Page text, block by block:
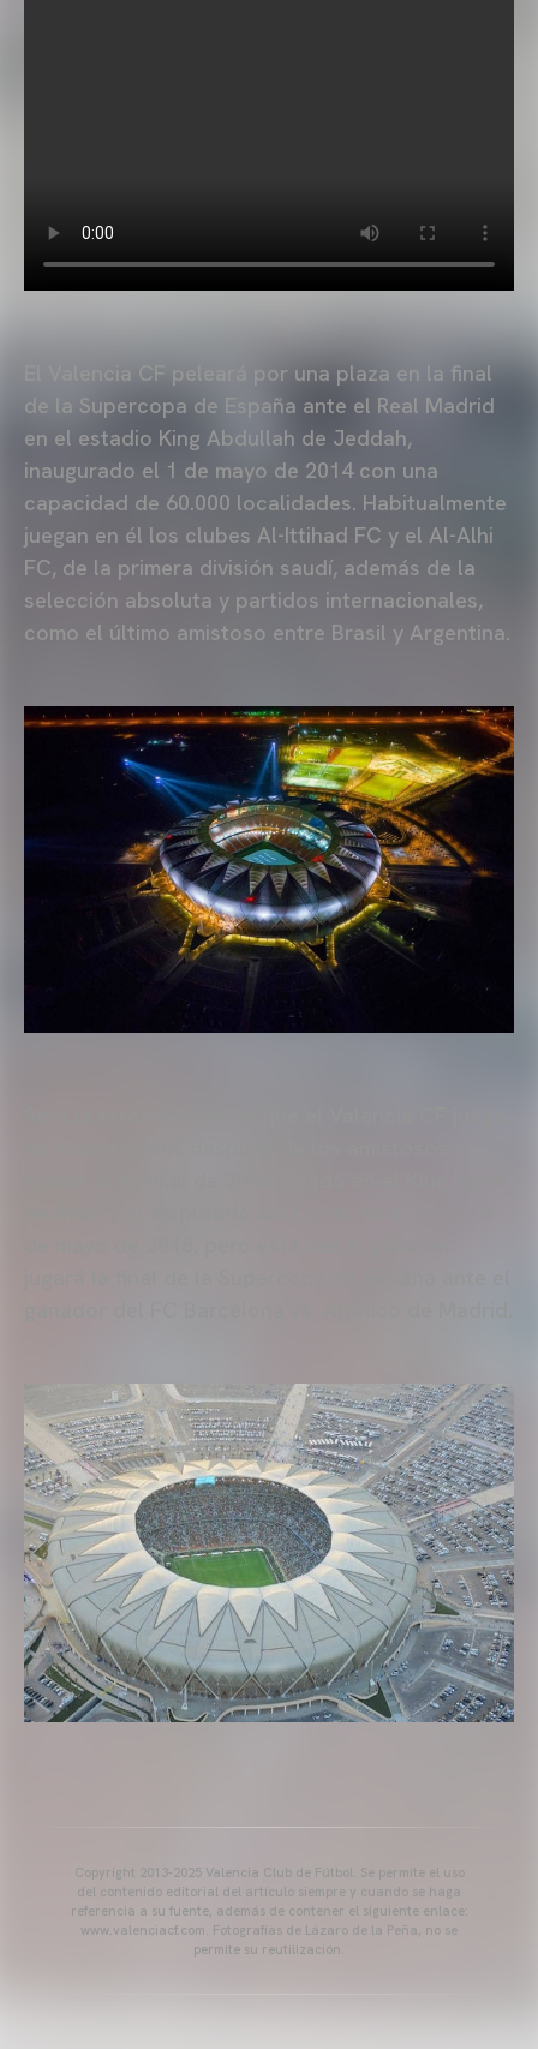
El Valencia CF peleará por una plaza en la final
de la Supercopa de España ante el Real Madrid
en el estadio King Abdullah de Jeddah,
inaugurado el 1 de mayo de 2014 con una
capacidad de 60.000 localidades. Habitualmente
juegan en él los clubes Al-Ittihad FC y el Al-Alhi
FC, de la primera división saudí, además de la
selección absoluta y partidos internacionales,
como el último amistoso entre Brasil y Argentina.
Copyright 2013-2025 Valencia Club de Fútbol. Se permite el uso
del contenido editorial del artículo siempre y cuando se haga
referencia a su fuente, además de contener el siguiente enlace:
www.valenciacf.com. Fotografías de Lázaro de la Peña, no se
permite su reutilización.